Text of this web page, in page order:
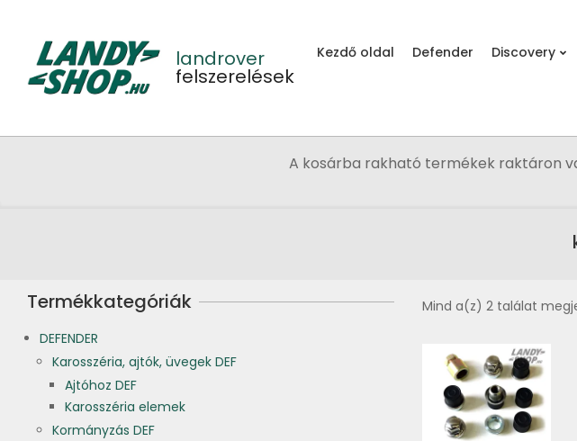
content
landrover
felszerelések
Kezdő oldal Defender Discovery
A kosárba rakható termékek raktáron
Mind a(z) 2 találat
Termékkategóriák
DEFENDER
Karosszéria, ajtók, üvegek DEF
Ajtóhoz DEF
Karosszéria elemek
Kormányzás DEF